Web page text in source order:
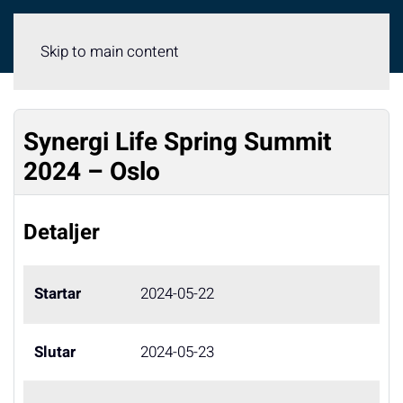
Skip to main content
Synergi Life Spring Summit
2024 – Oslo
Detaljer
Startar 2024-05-22
Slutar 2024-05-23